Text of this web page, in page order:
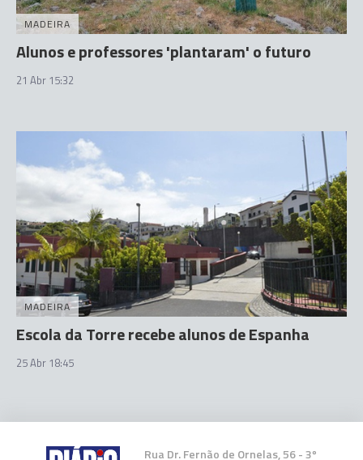
MADEIRA
Alunos e professores 'plantaram' o futuro
21 Abr 15:32
MADEIRA
Escola da Torre recebe alunos de Espanha
25 Abr 18:45
Rua Dr. Fernão de Ornelas, 56 - 3º